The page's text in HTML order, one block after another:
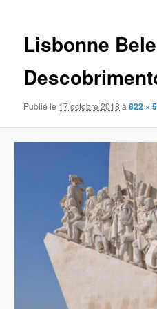
Lisbonne
Publié le 17 octobre 2018 à822 ×